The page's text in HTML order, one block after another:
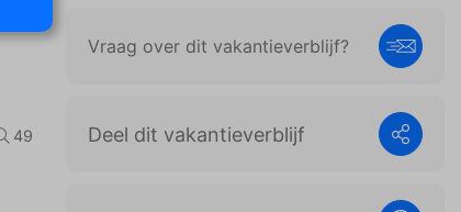
49
Vraag over dit vakantieverblijf?
Deel dit vakantieverblijf